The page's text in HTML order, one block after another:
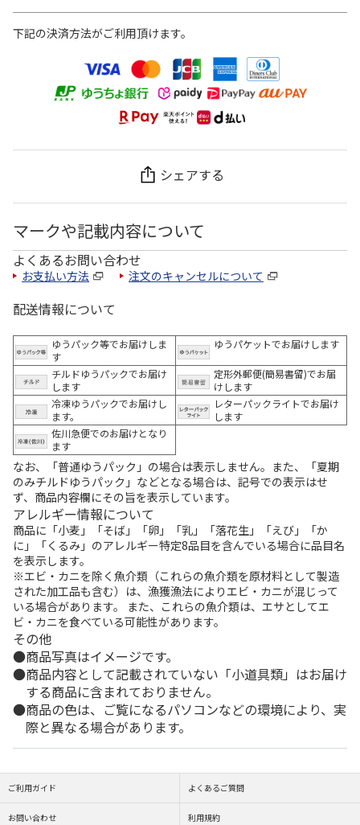
下記の決済方法がご利用頂けます。
シェアする
マークや記載内容について
よくあるお問い合わせ
お支払い方法 注文のキャンセルについて
配送情報について
ゆうパック等でお届けしま
す
ゆうパケットでお届けします
チルドゆうパックでお届け
します
定形外郵便(簡易書留)でお届
けします
冷凍ゆうパックでお届けし
ます。
レターパックライトでお届け
します
佐川急便でのお届けとなり
ます
なお、「普通ゆうパック」の場合は表示しません。また、「夏期
のみチルドゆうパック」などとなる場合は、記号での表示はせ
ず、商品内容欄にその旨を表示しています。
アレルギー情報について
商品に「小麦」「そば」「卵」「乳」「落花生」「えび」「か
に」「くるみ」のアレルギー特定8品目を含んでいる場合に品目名
を表示します。
※エビ・カニを除く魚介類（これらの魚介類を原材料として製造
された加工品も含む）は、漁獲漁法によりエビ・カニが混じって
いる場合があります。 また、これらの魚介類は、エサとしてエ
ビ・カニを食べている可能性があります。
その他
商品写真はイメージです。
商品内容として記載されていない「小道具類」はお届け
する商品に含まれておりません。
商品の色は、ご覧になるパソコンなどの環境により、実
際と異なる場合があります。
ご利用ガイド よくあるご質問
お問い合わせ 利用規約